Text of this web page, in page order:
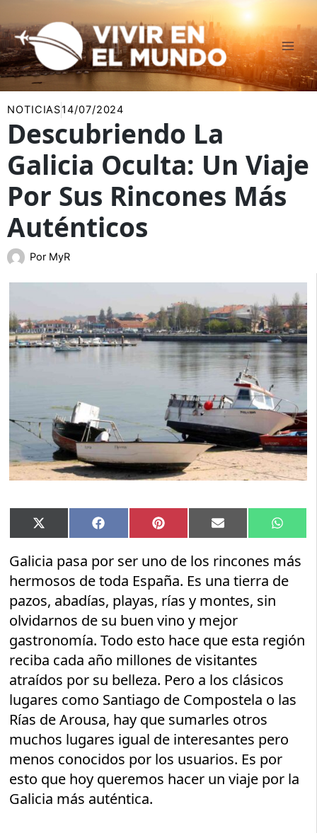
al
contenido
NOTICIAS14/07/2024
Descubriendo La
Galicia Oculta: Un Viaje
Por Sus Rincones Más
Auténticos
Por MyR
Compartir
en
X
(Twitter)
Compartir
en
Facebook Compartir
en
Pinterest Compartir
en
Email
en
Galicia pasa por ser uno de los rincones más
hermosos de toda España. Es una tierra de
pazos, abadías, playas, rías y montes, sin
olvidarnos de su buen vino y mejor
gastronomía. Todo esto hace que esta región
reciba cada año millones de visitantes
atraídos por su belleza. Pero a los clásicos
lugares como Santiago de Compostela o las
Rías de Arousa, hay que sumarles otros
muchos lugares igual de interesantes pero
menos conocidos por los usuarios. Es por
esto que hoy queremos hacer un viaje por la
Galicia más auténtica.